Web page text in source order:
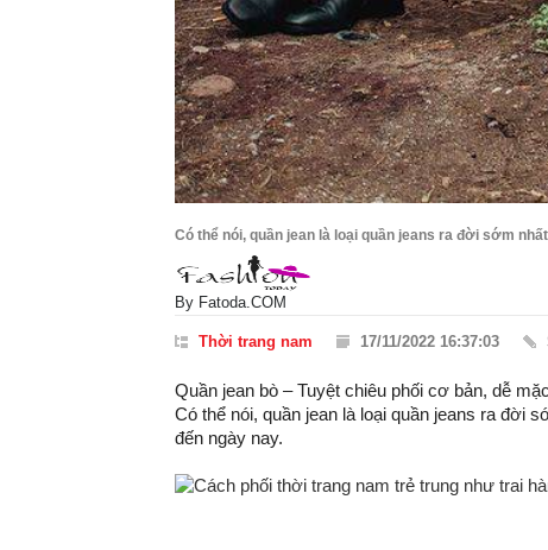
Có thể nói, quần jean là loại quần jeans ra đời sớm
By Fatoda.COM
Thời trang nam 17/11/2022 16:37:03
Quần jean bò – Tuyệt chiêu phối cơ bản, dễ
Có thể nói, quần jean là loại quần jeans ra đời
đến ngày nay.